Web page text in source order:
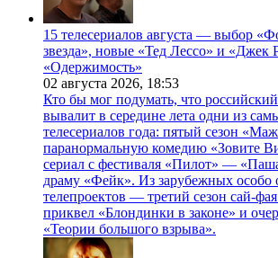
15 телесериалов августа — выбор
звезда», новые «Тед Лессо» и «Джек
«Одержимость»
02 августа 2026, 18:53
Кто бы мог подумать, что
вывалит в середине лета одни из
телесериалов года: пятый сезон
паранормальную комедию «Зовите
сериал с фестиваля «Пилот» —
драму «Фейк». Из зарубежных
телепроектов — третий сезон сай-
приквел «Блондинки в законе» и
«Теории большого взрыва».